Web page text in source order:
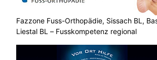
Fazzone Fuss-Orthopädie, Sissach BL,
Liestal BL – Fusskompetenz regional